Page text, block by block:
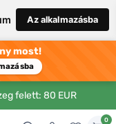
Az alkalmazásba
most!
felett: 80 EUR
0